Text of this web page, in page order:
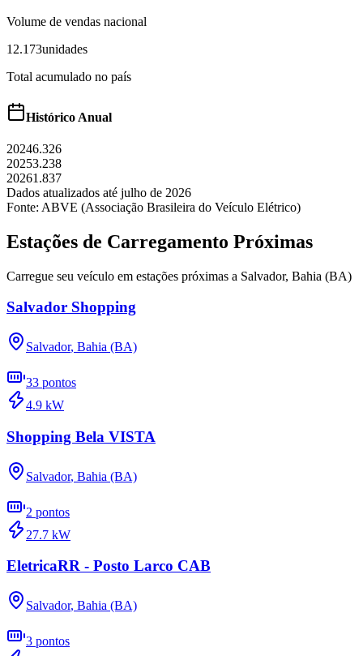
Volume de vendas nacional
12.173unidades
Total acumulado no país
Histórico Anual
20246.326
20253.238
20261.837
Dados atualizados até julho de 2026
Fonte: ABVE (Associação Brasileira do Veículo Elétrico)
Estações de Carregamento Próximas
Carregue seu veículo em estações próximas a Salvador, Bahia (BA)
Salvador Shopping
Salvador, Bahia (BA)
33 pontos
4.9 kW
Shopping Bela VISTA
Salvador, Bahia (BA)
2 pontos
27.7 kW
EletricaRR - Posto Larco CAB
Salvador, Bahia (BA)
3 pontos